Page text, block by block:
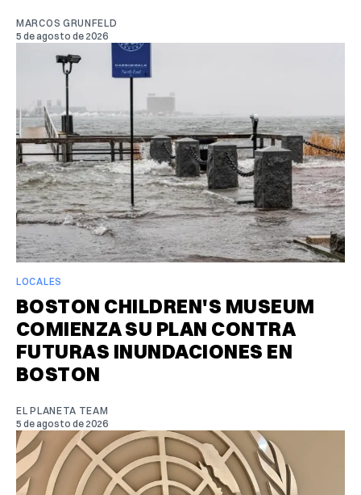
MARCOS GRUNFELD
5 de agosto de 2026
LOCALES
BOSTON CHILDREN'S MUSEUM
COMIENZA SU PLAN CONTRA
FUTURAS INUNDACIONES EN
BOSTON
EL PLANETA TEAM
5 de agosto de 2026